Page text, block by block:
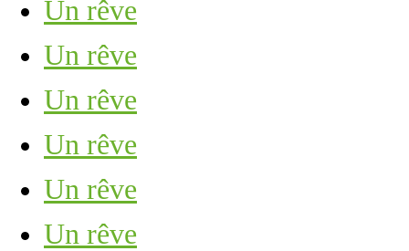
Un rêve
Un rêve
Un rêve
Un rêve
Un rêve
Un rêve